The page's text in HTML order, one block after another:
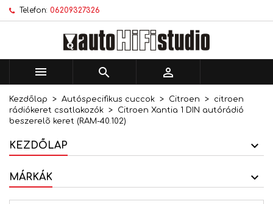
Telefon: 06209327326
  
Kezdőlap Autóspecifikus cuccok Citroen
citroen
rádiókeret csatlakozók
Citroen Xantia 1 DIN autórádió
beszerelõ keret (RAM-40.102)
KEZDŐLAP
MÁRKÁK
Kívánságlistáim ×
Új lista létrehozása
Kívánságlista létrehozása ×
Kívánságlista neve
Mégsem
Bejelentkezés ×
történő mentéséhez.
Mégsem Bejelentkezés